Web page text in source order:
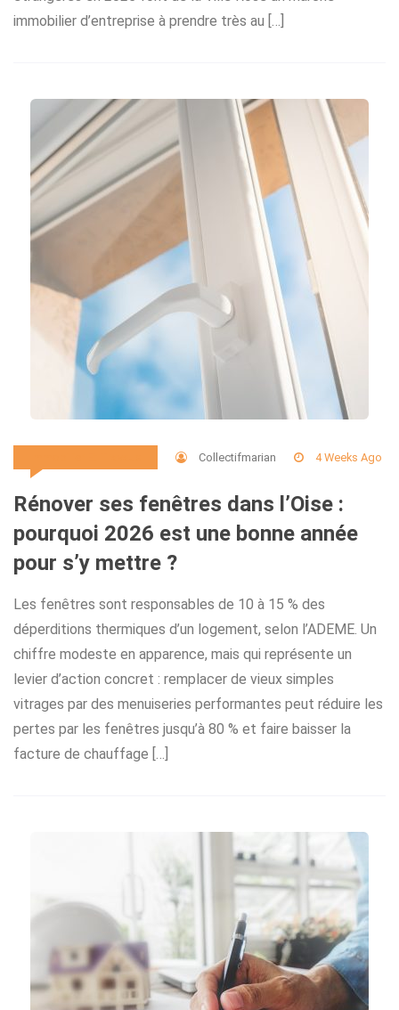
immobilier d’entreprise à prendre très au […]
Collectifmarian 4 Weeks Ago
Rénover ses fenêtres dans l’Oise :
pourquoi 2026 est une bonne année
pour s’y mettre ?
Les fenêtres sont responsables de 10 à 15 % des
déperditions thermiques d’un logement, selon l’ADEME. Un
chiffre modeste en apparence, mais qui représente un
levier d’action concret : remplacer de vieux simples
vitrages par des menuiseries performantes peut réduire les
pertes par les fenêtres jusqu’à 80 % et faire baisser la
facture de chauffage […]